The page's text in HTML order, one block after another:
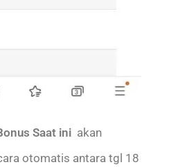
Saat ini akan
otomatis antara tgl 18